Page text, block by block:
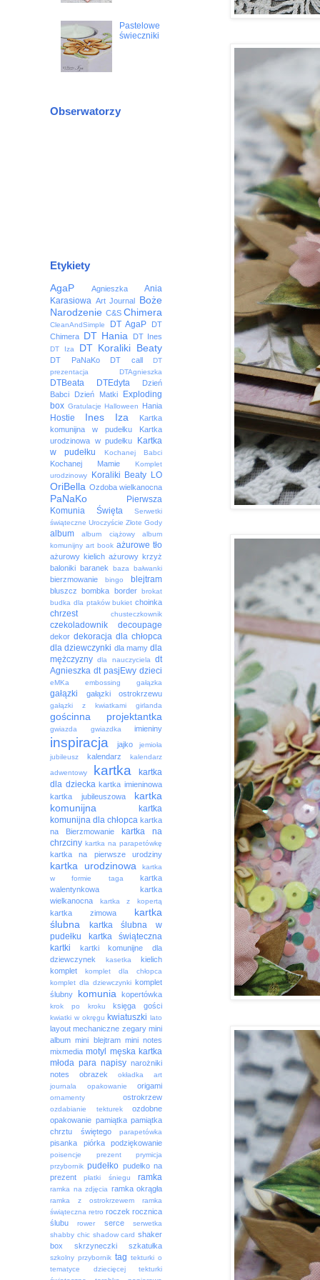
Pastelowe
świeczniki
Obserwatorzy
Etykiety
AgaP Agnieszka
Ania
Karasiowa Art Journal
Boże
Narodzenie C&S Chimera
CleanAndSimple DT AgaP
DT
Chimera DT Hania DT Ines
DT Iza DT Koraliki Beaty
DT PaNaKo DT call
DT
prezentacja
DTAgnieszka
DTBeata DTEdyta
Dzień
Babci
Dzień Matki
Exploding
box Gratulacje Halloween Hania
Hostie Ines Iza
Kartka
komunijna w pudełku
Kartka
urodzinowa w pudełku
Kartka
w pudełku
Kochanej Babci
Kochanej Mamie
Komplet
urodzinowy
Koraliki Beaty LO
OriBella Ozdoba wielkanocna
PaNaKo
Pierwsza
Komunia Święta
Serwetki
świąteczne Uroczyście Złote Gody
album album ciążowy
album
komunijny art book ażurowe tło
ażurowy kielich ażurowy krzyż
baloniki baranek baza bałwanki
bierzmowanie bingo blejtram
bluszcz bombka border brokat
budka dla ptaków bukiet choinka
chrzest chusteczkownik
czekoladownik decoupage
dekor dekoracja dla chłopca
dla dziewczynki dla mamy dla
mężczyzny dla nauczyciela dt
Agnieszka dt pasjEwy dzieci
eMKa embossing gałązka
gałązki gałązki ostrokrzewu
gałązki z kwiatkami girlanda
gościnna projektantka
gwiazda gwiazdka imieniny
inspiracja jajko
jemioła
jubileusz
kalendarz
kalendarz
adwentowy
kartka
kartka
dla dziecka kartka imieninowa
kartka jubileuszowa
kartka
komunijna
kartka
komunijna dla chłopca kartka
na Bierzmowanie
kartka na
chrzciny kartka na parapetówkę
kartka na pierwsze urodziny
kartka urodzinowa
kartka
w formie taga
kartka
walentynkowa
kartka
wielkanocna
kartka z kopertą
kartka zimowa
kartka
ślubna
kartka ślubna w
pudełku
kartka świąteczna
kartki
kartki komunijne dla
dziewczynek
kasetka
kielich
komplet
komplet dla chłopca
komplet dla dziewczynki komplet
ślubny
komunia kopertówka
krok po kroku księga gości
kwiatki w okręgu kwiatuszki lato
layout mechaniczne zegary mini
album mini blejtram mini notes
mixmedia motyl męska kartka
młoda para napisy narożniki
notes
obrazek
okładka art
journala
opakowanie origami
ornamenty ostrokrzew
ozdabianie tekturek
ozdobne
opakowanie pamiątka pamiątka
chrztu świętego
parapetówka
pisanka piórka podziękowanie
poisencje prezent
prymicja
przybornik pudełko pudełko na
prezent
płatki śniegu ramka
ramka na zdjęcia ramka okrągła
ramka z ostrokrzewem
ramka
świąteczna retro roczek rocznica
ślubu
rower serce
serwetka
shabby chic shadow card shaker
box
skrzyneczki szkatułka
szkolny przybornik tag tekturki o
tematyce dziecięcej
tekturki